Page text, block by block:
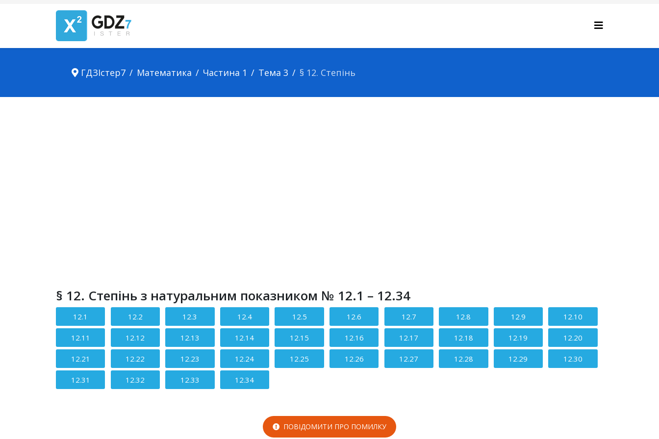
ГДЗІстер7 Математика Частина 1 Тема 3 § 12. Степінь
§ 12. Степінь з натуральним показником № 12.1 – 12.34
12.1 12.2 12.3 12.4 12.5 12.6 12.7 12.8 12.9 12.10
12.11 12.12 12.13 12.14 12.15 12.16 12.17 12.18 12.19 12.20
12.21 12.22 12.23 12.24 12.25 12.26 12.27 12.28 12.29 12.30
12.31 12.32 12.33 12.34
ПОВІДОМИТИ ПРО ПОМИЛКУ